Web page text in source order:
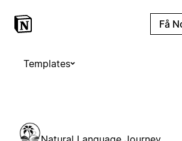
Få
Templates